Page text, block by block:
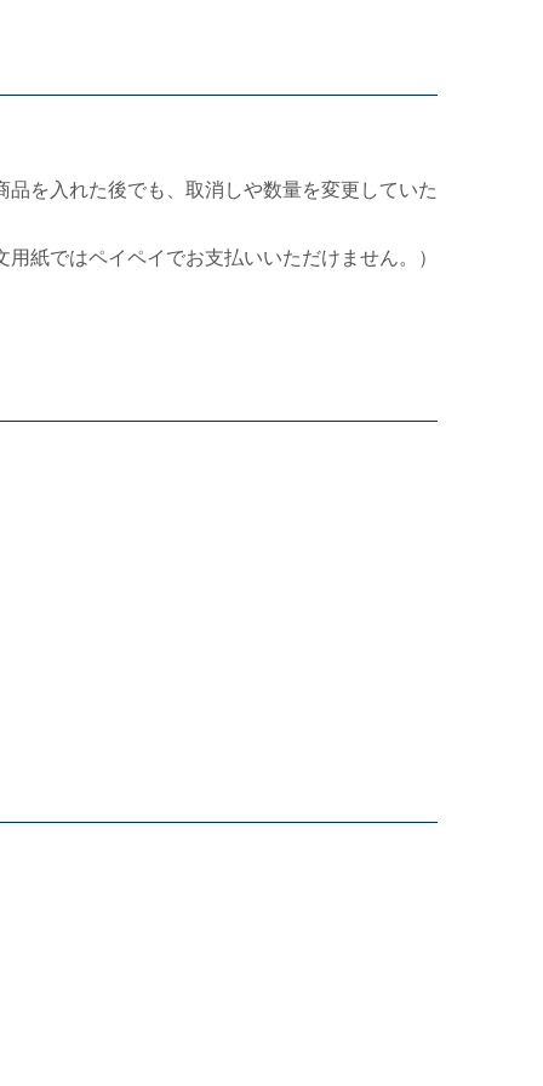
を入れた後でも、取消しや数量を変更していた
紙ではペイペイでお支払いいただけません。）